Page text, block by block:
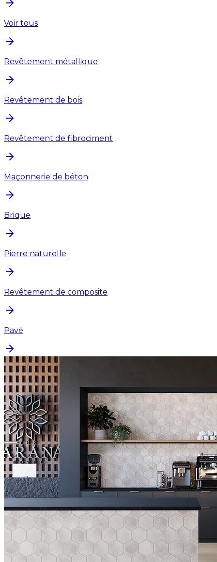
Voir tous
Revêtement métallique
Revêtement de bois
Revêtement de fibrociment
Maçonnerie de béton
Brique
Pierre naturelle
Revêtement de composite
Pavé